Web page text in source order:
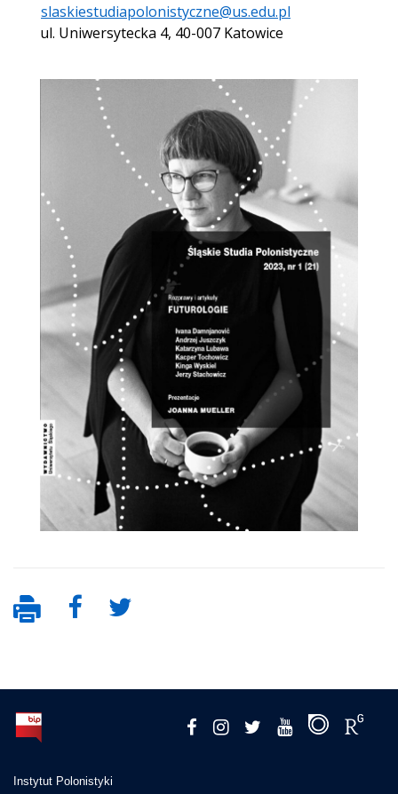
slaskiestudiapolonistyczne@us.edu.pl
ul. Uniwersytecka 4, 40-007 Katowice
Instytut Polonistyki